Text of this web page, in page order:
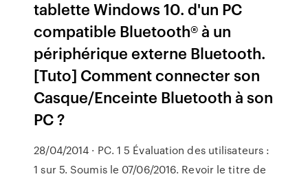
tablette Windows 10. d'un PC
compatible Bluetooth® à un
périphérique externe Bluetooth.
[Tuto] Comment connecter son
Casque/Enceinte Bluetooth à son
PC ?
28/04/2014 · PC. 1 5 Évaluation des utilisateurs :
1 sur 5. Soumis le 07/06/2016. Revoir le titre de